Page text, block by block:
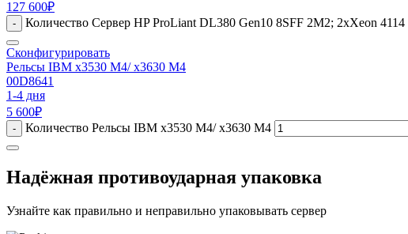
127 600₽
- Количество Сервер HP ProLiant DL380 Gen10 8SFF 2M2; 2xXeon
Сконфигурировать
Рельсы IBM x3530 M4/ x3630 M4
00D8641
1-4 дня
5 600₽
- Количество Рельсы IBM x3530 M4/ x3630 M4
Надёжная противоударная упаковка
Узнайте как правильно и неправильно упаковывать сервер